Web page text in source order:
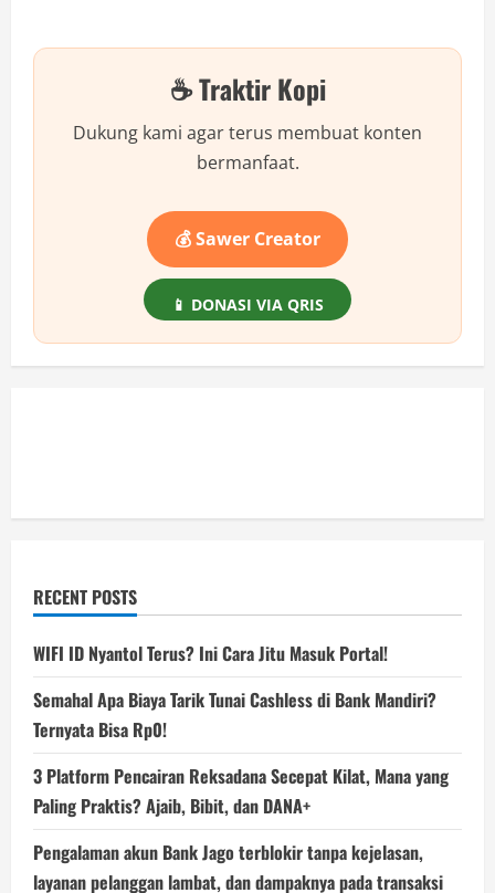
Uangmu
Seperti☕ Traktir Kopi
Dukung kami agar terus membuat konten
bermanfaat.
💰 Sawer Creator
📱 DONASI VIA QRIS
RECENT POSTS
WIFI ID Nyantol Terus? Ini Cara Jitu Masuk Portal!
Semahal Apa Biaya Tarik Tunai Cashless di Bank Mandiri?
Ternyata Bisa Rp0!
3 Platform Pencairan Reksadana Secepat Kilat, Mana yang
Paling Praktis? Ajaib, Bibit, dan DANA+
Pengalaman akun Bank Jago terblokir tanpa kejelasan,
layanan pelanggan lambat, dan dampaknya pada transaksi